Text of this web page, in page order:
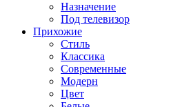
Назначение
Под телевизор
Прихожие
Стиль
Классика
Современные
Модерн
Цвет